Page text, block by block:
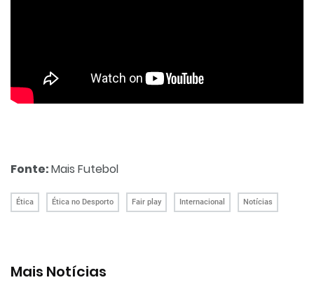
Fonte:Mais Futebol
Ética Ética no Desporto Fair play Internacional Notícias
Mais Notícias